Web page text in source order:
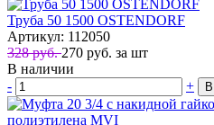
Труба 50 1500 OSTENDORF
Артикул: 112050
328 руб.270 руб. за шт
В наличии
-
+